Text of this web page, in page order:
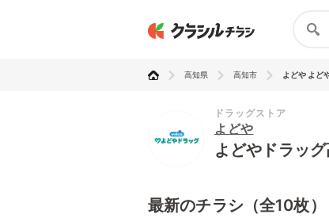
高知県 高知市 よどや よど
ドラッグストア
よどや
よどやドラッ
最新のチラシ（全10枚）